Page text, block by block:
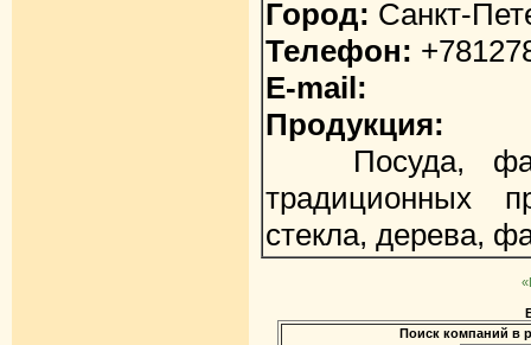
Город: Санкт-
Телефон:
E-mail:
Продукция:
Посуда,
традиционных
стекла, дерева,
Поиск компаний в